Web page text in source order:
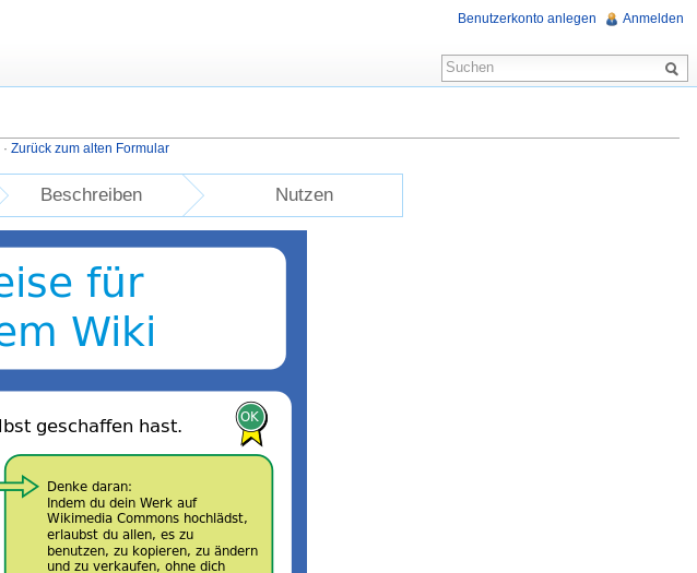
· Zurück zum alten Formular
Beschreiben Nutzen
Benutzerkonto anlegen Anmelden